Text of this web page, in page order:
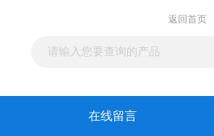
返回首页
在线留言